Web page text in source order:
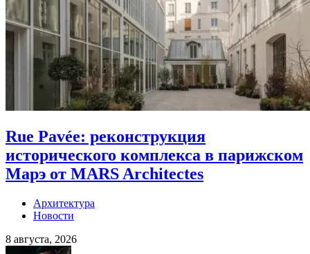
Rue Pavée: реконструкция
исторического комплекса в парижском
Марэ от MARS Architectes
Архитектура
Новости
8 августа, 2026